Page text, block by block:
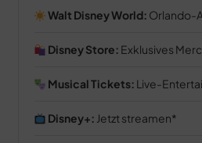
Walt Disney World: Orlando-
Disney Store: Exklusives
Musical Tickets: Live-
Disney+: Jetzt streamen